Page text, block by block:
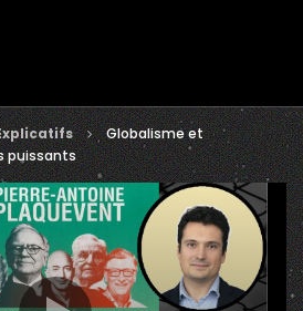
Globalisme et
puissants